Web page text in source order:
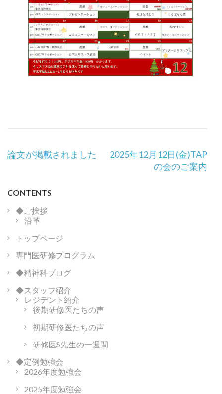
投
ビ
ゲ
ー
シ
ョ
ン
論文が掲載されました
2025年12月12日(金)TAP
の会のご案内
CONTENTS
◆ご挨拶
沿革
トップページ
専門医研修プログラム
◆精神科ブログ
◆スタッフ紹介
レジデント紹介
後期研修医たちの声
初期研修医たちの声
研修医S先生の一週間
◆定例勉強会
2026年度勉強会
2025年度勉強会